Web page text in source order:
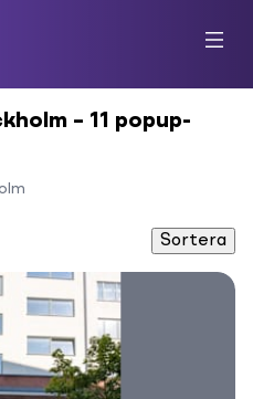
– 11 popup-
Sortera